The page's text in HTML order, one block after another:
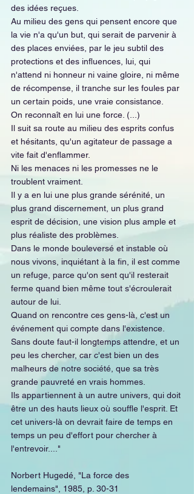
des idées reçues.
Au milieu des gens qui pensent encore que
la vie n'a qu'un but, qui serait de parvenir à
des places enviées, par le jeu subtil des
protections et des influences, lui, qui
n'attend ni honneur ni vaine gloire, ni même
de récompense, il tranche sur les foules par
un certain poids, une vraie consistance.
On reconnaît en lui une force. (...)
Il suit sa route au milieu des esprits confus
et hésitants, qu'un agitateur de passage a
vite fait d'enflammer.
Ni les menaces ni les promesses ne le
troublent vraiment.
Il y a en lui une plus grande sérénité, un
plus grand discernement, un plus grand
esprit de décision, une vision plus ample et
plus réaliste des problèmes.
Dans le monde bouleversé et instable où
nous vivons, inquiétant à la fin, il est comme
un refuge, parce qu'on sent qu'il resterait
ferme quand bien même tout s'écroulerait
autour de lui.
Quand on rencontre ces gens-là, c'est un
événement qui compte dans l'existence.
Sans doute faut-il longtemps attendre, et un
peu les chercher, car c'est bien un des
malheurs de notre société, que sa très
grande pauvreté en vrais hommes.
Ils appartiennent à un autre univers, qui doit
être un des hauts lieux où souffle l'esprit. Et
cet univers-là on devrait faire de temps en
temps un peu d'effort pour chercher à
l'entrevoir...."
Norbert Hugedé, "La force des
lendemains", 1985, p. 30-31